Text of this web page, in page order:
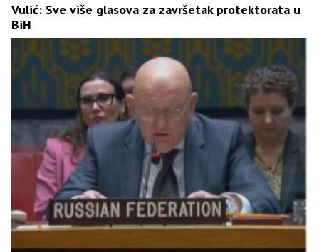
Vulić: Sve više glasova za završetak protektorata u
BiH